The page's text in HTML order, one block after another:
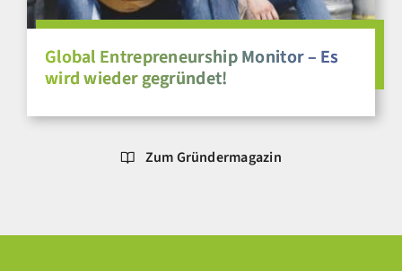
Global Entrepreneurship Monitor – Es
wird wieder gegründet!
Zum Gründermagazin